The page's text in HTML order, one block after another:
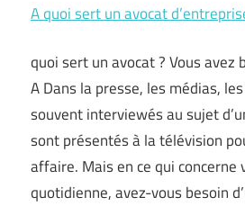
A quoi sert un avocat
quoi sert un avocat ? Vous avez
A Dans la presse, les médias,
souvent interviewés au sujet
sont présentés à la télévision
affaire. Mais en ce qui concerne
quotidienne, avez-vous besoin